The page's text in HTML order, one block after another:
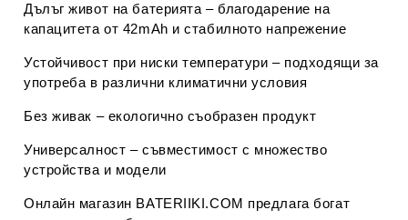
Дълъг живот на батерията – благодарение на
капацитета от 42mAh и стабилното напрежение
Устойчивост при ниски температури – подходящи за
употреба в различни климатични условия
Без живак – екологично съобразен продукт
Универсалност – съвместимост с множество
устройства и модели
Онлайн магазин BATERIIKI.COM предлага богат